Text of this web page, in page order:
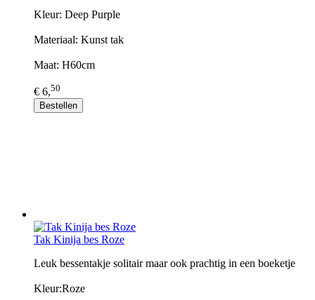
Kleur: Deep Purple
Materiaal: Kunst tak
Maat: H60cm
€ 6,50
Bestellen
Tak Kinija bes Roze
Leuk bessentakje solitair maar ook prachtig in een boeketje
Kleur:Roze